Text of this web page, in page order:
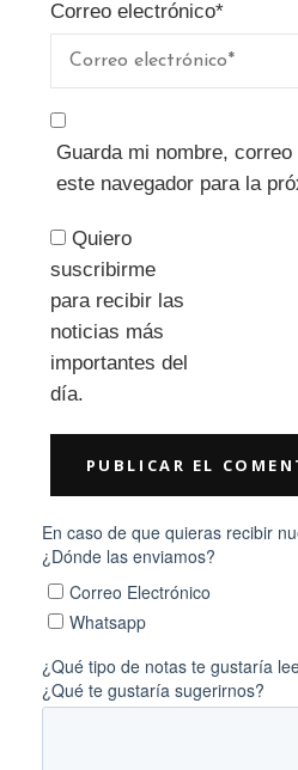
Correo electrónico*
Guarda mi nombre,
este navegador para la
Quiero
suscribirme
para recibir las
noticias más
importantes del
día.